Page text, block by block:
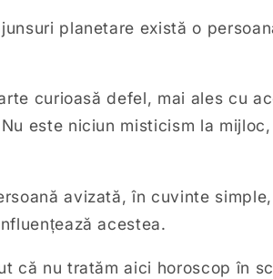
planetare există o
curioasă defel, mai ales cu
este niciun misticism la
avizată, în cuvinte
acestea.
că nu tratăm aici horoscop în